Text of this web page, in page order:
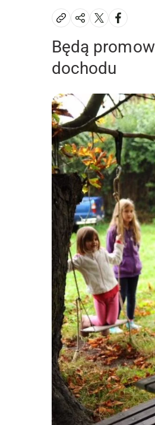
Będą
dochodu